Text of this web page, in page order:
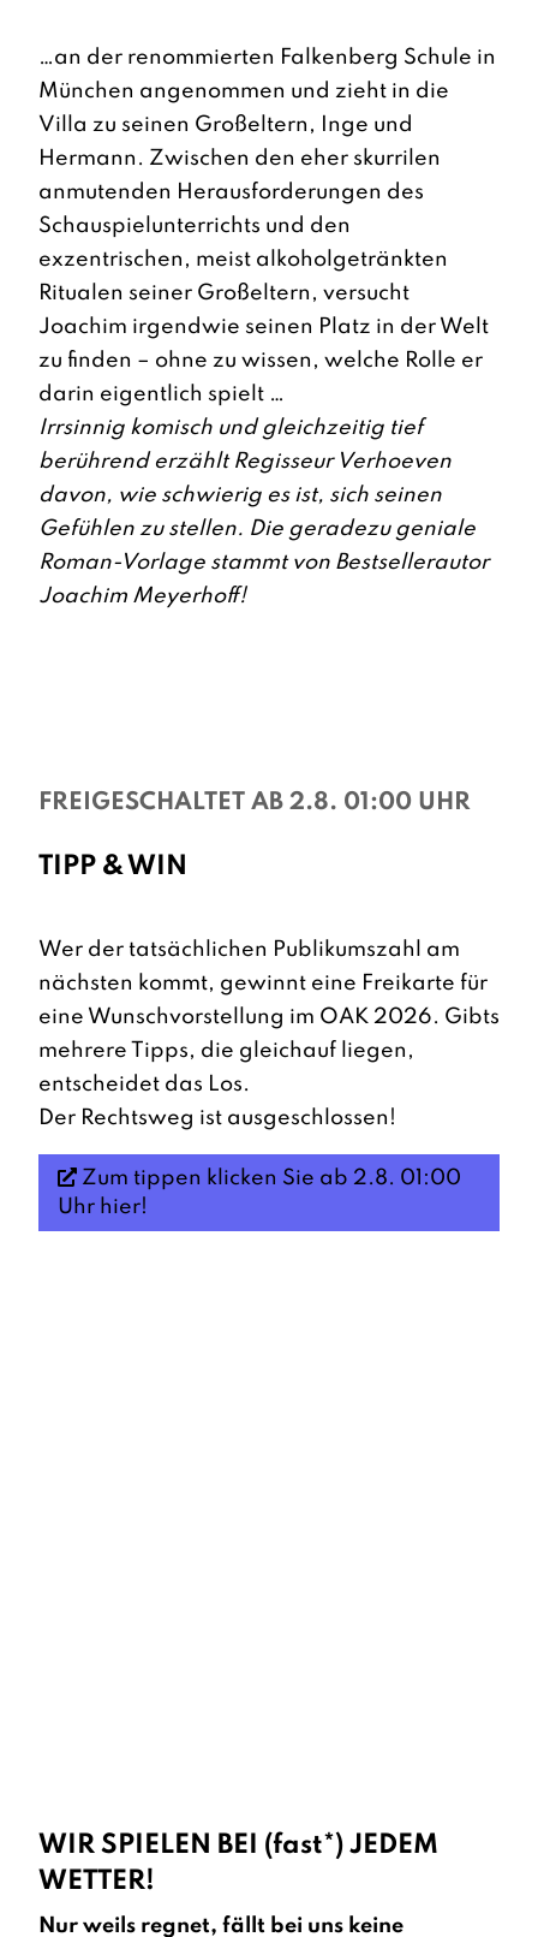
…an der renommierten Falkenberg Schule in
München angenommen und zieht in die
Villa zu seinen Großeltern, Inge und
Hermann. Zwischen den eher skurrilen
anmutenden Herausforderungen des
Schauspielunterrichts und den
exzentrischen, meist alkoholgetränkten
Ritualen seiner Großeltern, versucht
Joachim irgendwie seinen Platz in der Welt
zu finden – ohne zu wissen, welche Rolle er
darin eigentlich spielt …
Irrsinnig komisch und gleichzeitig tief
berührend erzählt Regisseur Verhoeven
davon, wie schwierig es ist, sich seinen
Gefühlen zu stellen. Die geradezu geniale
Roman-Vorlage stammt von Bestsellerautor
Joachim Meyerhoff!
FREIGESCHALTET AB 2.8. 01:00 UHR
TIPP & WIN
Wer der tatsächlichen Publikumszahl am
nächsten kommt, gewinnt eine Freikarte für
eine Wunschvorstellung im OAK 2026. Gibts
mehrere Tipps, die gleichauf liegen,
entscheidet das Los.
Der Rechtsweg ist ausgeschlossen!
Zum tippen klicken Sie ab 2.8. 01:00
Uhr hier!
WIR SPIELEN BEI (fast*) JEDEM
WETTER!
Nur weils regnet, fällt bei uns keine